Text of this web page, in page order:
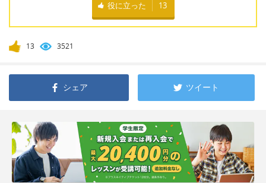
役に立った 13
13 3521
シェア ツイート